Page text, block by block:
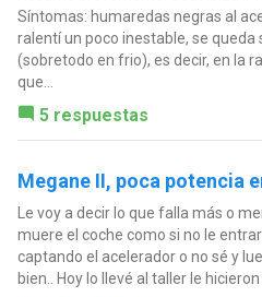
Síntomas: humaredas negras al
ralentí un poco inestable, se
(sobretodo en frio), es decir, en la
que...
5 respuestas
Megane II, poca potencia
Le voy a decir lo que falla más o
muere el coche como si no le
captando el acelerador o no sé y
bien.. Hoy lo llevé al taller le